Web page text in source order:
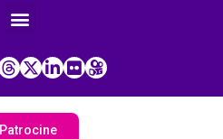
Patrocine